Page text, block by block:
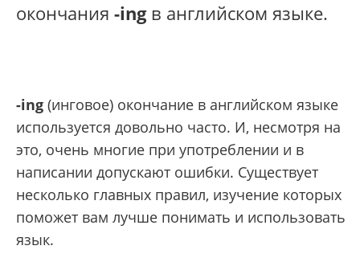
окончания -ingв английском языке.
-ing (инговое) окончание в английском языке
используется довольно часто. И, несмотря на
это, очень многие при употреблении и в
написании допускают ошибки. Существует
несколько главных правил, изучение которых
поможет вам лучше понимать и использовать
язык.